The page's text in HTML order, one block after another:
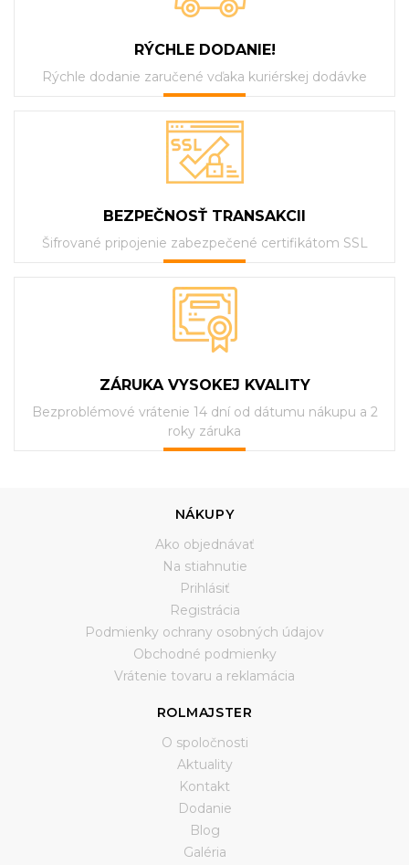
RÝCHLE DODANIE!
Rýchle dodanie zaručené vďaka kuriérskej dodávke
BEZPEČNOSŤ TRANSAKCII
Šifrované pripojenie zabezpečené certifikátom SSL
ZÁRUKA VYSOKEJ KVALITY
Bezproblémové vrátenie 14 dní od dátumu nákupu a 2
roky záruka
NÁKUPY
Ako objednávať
Na stiahnutie
Prihlásiť
Registrácia
Podmienky ochrany osobných údajov
Obchodné podmienky
Vrátenie tovaru a reklamácia
ROLMAJSTER
O spoločnosti
Aktuality
Kontakt
Dodanie
Blog
Galéria